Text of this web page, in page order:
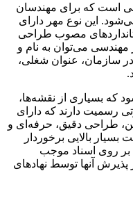
است که برای مهندسان
این نوع مهر دارای
مصوب طراحی
می‌توان به نام و
سازمان، عنوان شغلی،
.
که بسیاری از نقشه‌ها،
رسمیت دارند که دارای
طراحی دقیق، حرفه‌ای و
بالایی برخوردار
بر روی اسناد موجب
آنها توسط نهادهای